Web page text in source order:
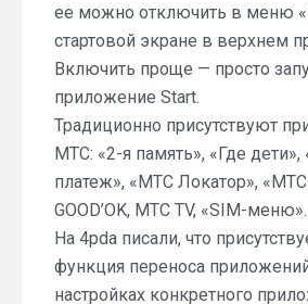
ее можно отключить в меню
стартовой экране в верхнем
Включить проще — просто
приложение Start.
Традиционно присутствуют
МТС: «2-я память», «Где дети»,
платеж», «МТС Локатор»,
GOOD’OK, МТС TV, «SIM-меню».
На 4pda писали, что
функция переноса приложений
настройках конкретного